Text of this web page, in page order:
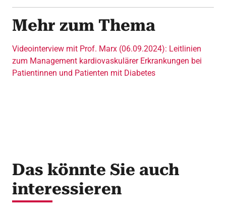
Mehr zum Thema
Videointerview mit Prof. Marx (06.09.2024): Leitlinien
zum Management kardiovaskulärer Erkrankungen bei
Patientinnen und Patienten mit Diabetes
Das könnte Sie auch
interessieren